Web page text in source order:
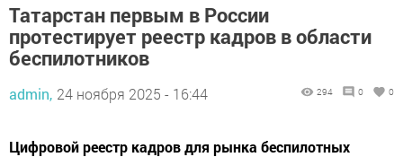
Татарстан первым в России
протестирует реестр кадров в области
беспилотников
admin, 24 ноября 2025 - 16:44 294 0 0
Цифровой реестр кадров для рынка беспилотных